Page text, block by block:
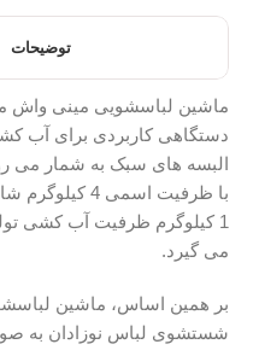
توضیحات
دستگاهی کاربردی برای
البسه های سبک به شمار می
1 کیلوگرم ظرفیت آب کشی
می گیرد.
شستشوی لباس نوزادان به